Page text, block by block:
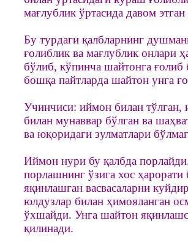
мағлублик ўртасида давом
Бу турдаги қалбларнинг
ғолиблик ва мағлублик онлари
бўлиб, кўпинча шайтонга ғолиб
бошқа пайтларда шайтон унга
Учинчиси: иймон билан тўлган,
билан мунаввар бўлган ва
ва юқоридаги зулматлари
Иймон нури бу қалбда
порлашнинг ўзига хос ҳарорати
яқинлашган васвасаларни
юлдузлар билан ҳимояланган
ўхшайди. Унга шайтон
қилинади.